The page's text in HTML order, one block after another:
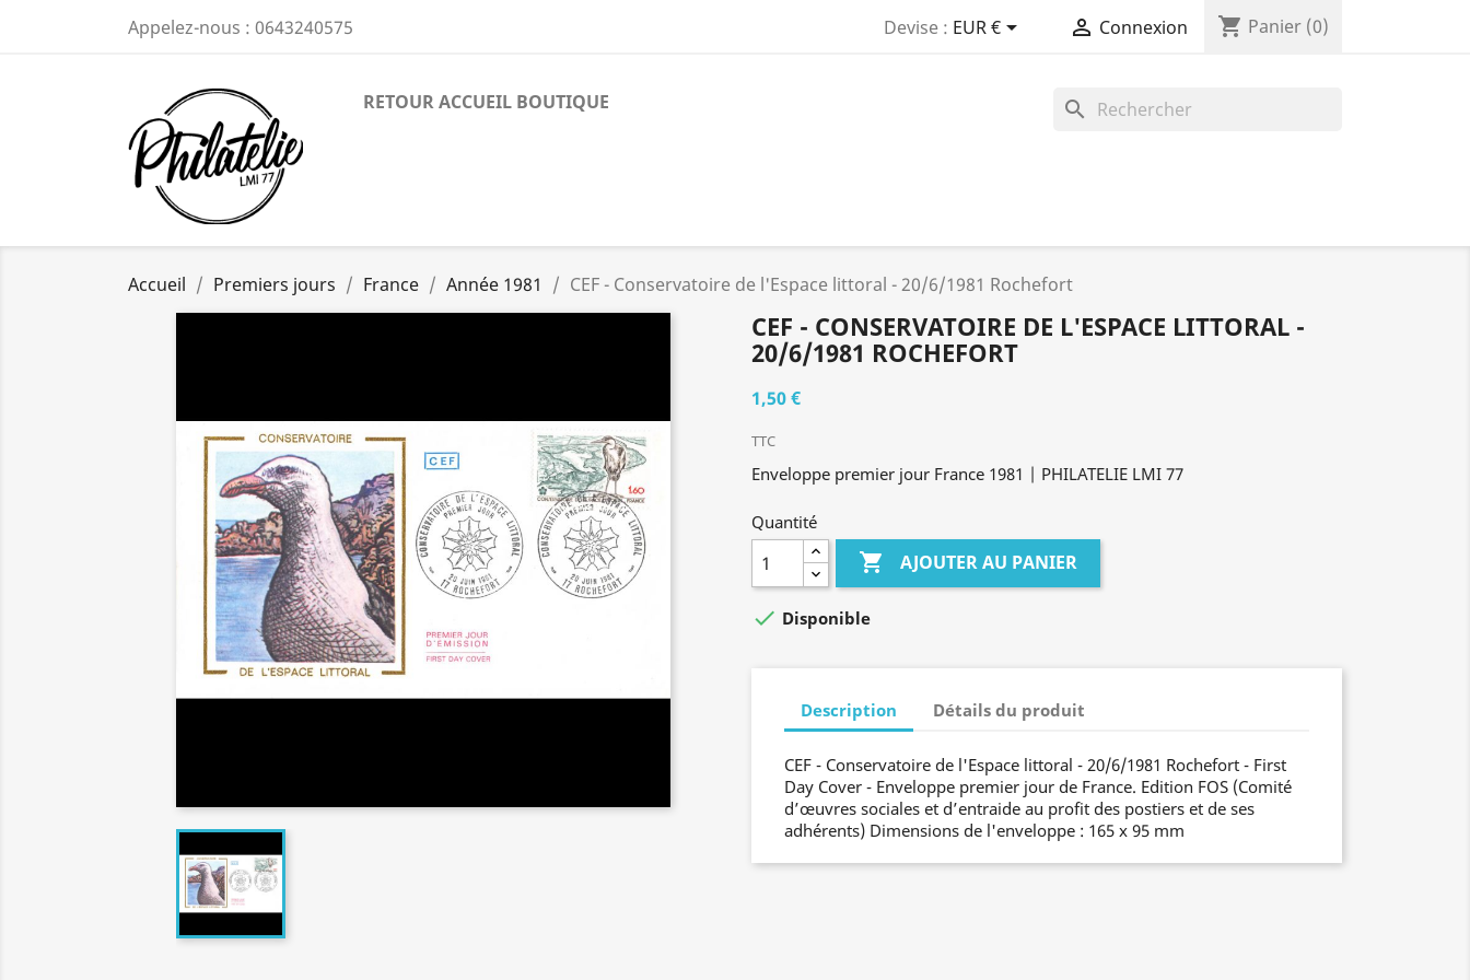
Appelez-nous : 0643240575 Devise : EUR €  Connexion shopping_cart Panier (0)
RETOUR ACCUEIL BOUTIQUE search
Accueil Premiers jours France Année 1981 CEF - Conservatoire de l'Espace littoral - 20/6/1981 Rochefort
CEF - CONSERVATOIRE DE L'ESPACE LITTORAL -
20/6/1981 ROCHEFORT
1,50 €
TTC
Enveloppe premier jour France 1981 | PHILATELIE LMI 77
Quantité
 AJOUTER AU PANIER
 Disponible
Description Détails du produit
CEF - Conservatoire de l'Espace littoral - 20/6/1981 Rochefort - First
Day Cover - Enveloppe premier jour de France. Edition FOS (Comité
d’œuvres sociales et d’entraide au profit des postiers et de ses
adhérents) Dimensions de l'enveloppe : 165 x 95 mm